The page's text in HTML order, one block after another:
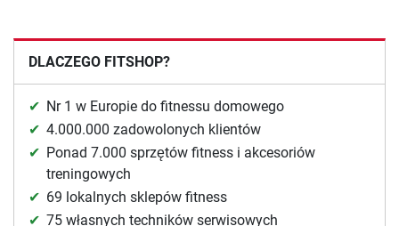
DLACZEGO FITSHOP?
Nr 1 w Europie do fitnessu domowego
4.000.000 zadowolonych klientów
Ponad 7.000 sprzętów fitness i akcesoriów
treningowych
69 lokalnych sklepów fitness
75 własnych techników serwisowych